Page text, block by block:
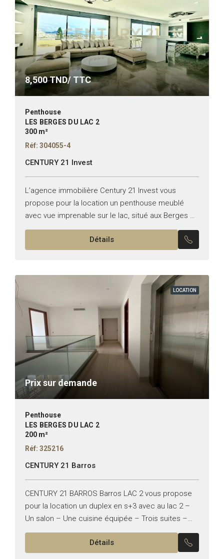
8,500TND/ TTC
Penthouse
LES BERGES DU LAC 2
300 m²
Réf: 304055-4
CENTURY 21 Invest
L’agence immobilière Century 21 Invest vous
propose pour la location un penthouse meublé
avec vue imprenable sur le lac, situé aux Berges du
Lac 2. Typologie : S+4 Superficie : 300 m²...
Détails
LOCATION
Prix sur demande
Penthouse
LES BERGES DU LAC 2
200 m²
Réf: 325216
CENTURY 21 Barros
CENTURY 21 BARROS Barros LAC 2 vous propose
pour la location un duplex en s+3 avec au lac 2 –
Un salon – Une cuisine équipée – Trois suites –
Une chambres...
Détails